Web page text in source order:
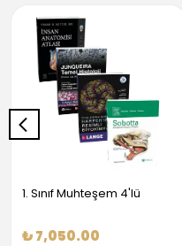
1. Sınıf Muhteşem 4'lü
₺ 7,050.00